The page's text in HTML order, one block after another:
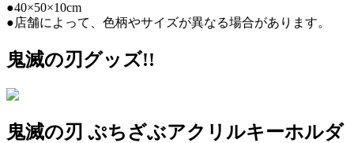
●40×50×10cm
●店舗によって、色柄やサイズが異なる場合があります。
鬼滅の刃グッズ!!
鬼滅の刃 ぷちざぶアクリルキーホルダ